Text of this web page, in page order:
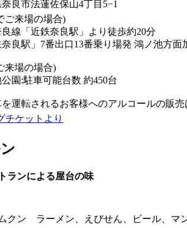
良市法蓮佐保山4丁目5−1
ご来場の場合)
線「近鉄奈良駅」より徒歩約20分
奈良駅」7番出口13番乗り場発 鴻ノ池方
来場の場合)
園:駐車可能台数 約450台
運転されるお客様へのアルコールの販売
チケットより
ランによる屋台の味
クン ラーメン、えびせん、ビール、マ